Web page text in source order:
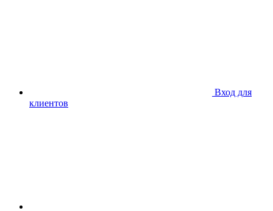
Вход для
клиентов